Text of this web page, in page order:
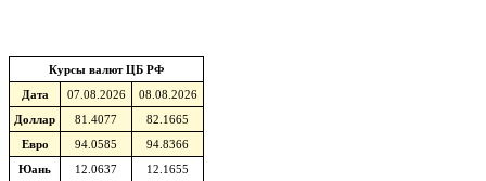
Курсы валют ЦБ РФ
Дата
07.08.2026
08.08.2026
Доллар
81.4077
82.1665
Евро
94.0585
94.8366
Юань
12.0637 12.1655